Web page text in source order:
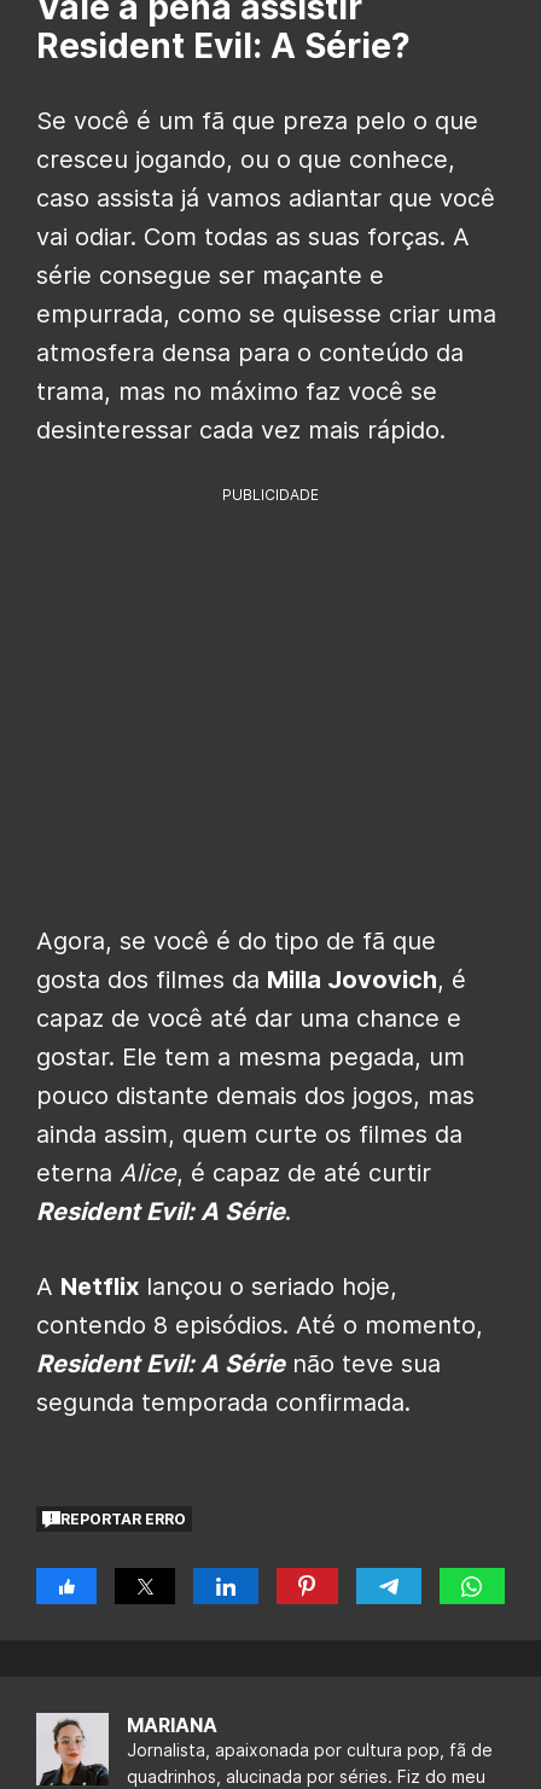
Resident Evil: A Série?
Se você é um fã que preza pelo o que
cresceu jogando, ou o que conhece,
caso assista já vamos adiantar que você
vai odiar. Com todas as suas forças. A
série consegue ser maçante e
empurrada, como se quisesse criar uma
atmosfera densa para o conteúdo da
trama, mas no máximo faz você se
desinteressar cada vez mais rápido.
PUBLICIDADE
Agora, se você é do tipo de fã que
gosta dos filmes da Milla Jovovich, é
capaz de você até dar uma chance e
gostar. Ele tem a mesma pegada, um
pouco distante demais dos jogos, mas
ainda assim, quem curte os filmes da
eterna Alice, é capaz de até curtir
Resident Evil: A Série.
A Netflix lançou o seriado hoje,
contendo 8 episódios. Até o momento,
Resident Evil: A Sérienão teve sua
segunda temporada confirmada.
REPORTAR ERRO
MARIANA
Jornalista, apaixonada por cultura pop, fã de
quadrinhos, alucinada por séries. Fiz do meu